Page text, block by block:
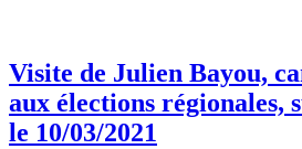
Visite de Julien Bayou,
aux élections
le 10/03/2021